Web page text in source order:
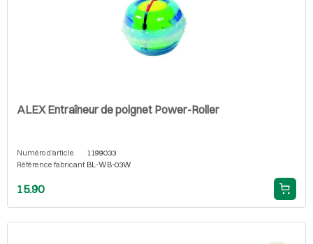
ALEX Entraîneur de poignet Power-Roller
Numéro d'article
1199033
Référence fabricant BL-WB-03W
15.90